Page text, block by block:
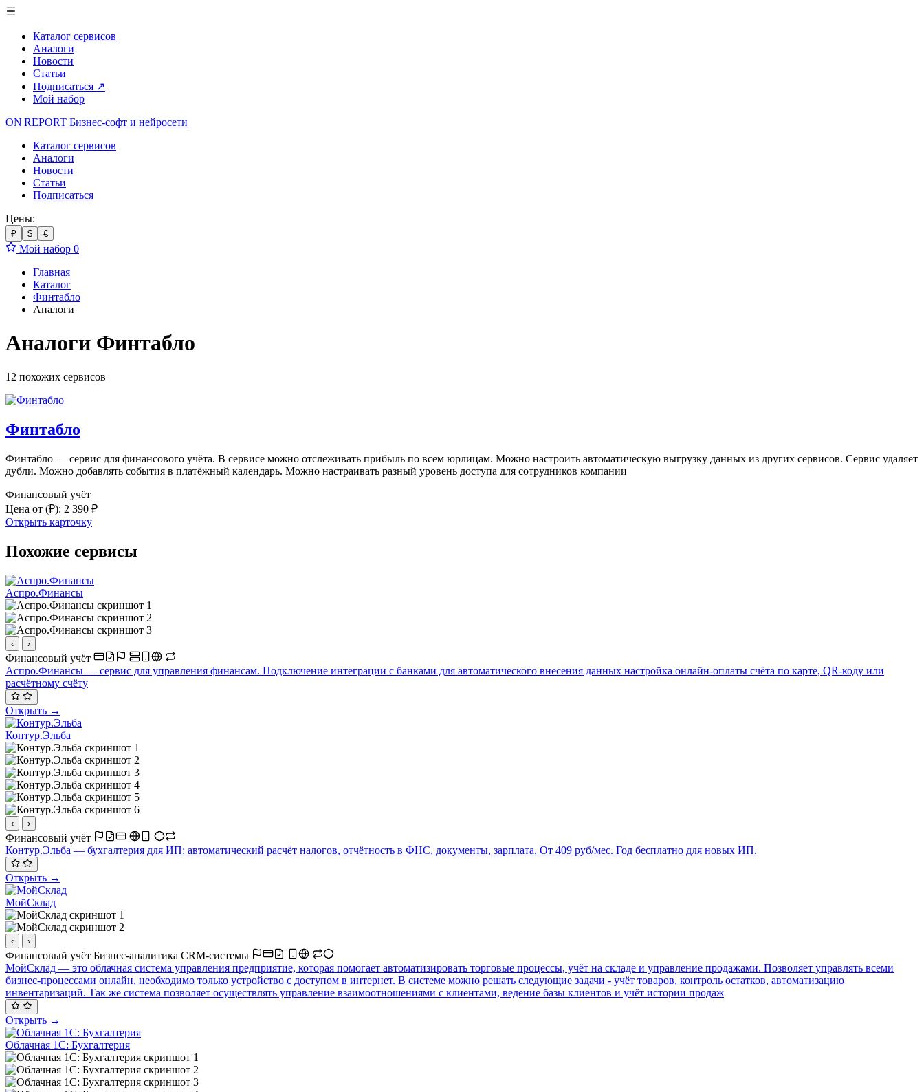
Каталог сервисов
Аналоги
Новости
Статьи
Подписаться ↗
Мой набор
ON REPORT Бизнес-софт и нейросети
Каталог сервисов
Аналоги
Новости
Статьи
Подписаться
Цены:
₽ $ €
Мой набор 0
Главная
Каталог
Финтабло
Аналоги
Аналоги Финтабло
12 похожих сервисов
Финтабло
Финтабло — сервис для финансового учёта. В сервисе можно отслеживать прибыль по всем юрлицам. Можно настроить автоматическую выгрузку данных из других сервисов. Сервис удаляет
дубли. Можно добавлять события в платёжный календарь. Можно настраивать разный уровень доступа для сотрудников компании
Финансовый учёт
Цена от (₽): 2 390 ₽
Открыть карточку
Похожие сервисы
Аспро.Финансы
‹ ›
Финансовый учёт
Аспро.Финансы — сервис для управления финансам. Подключение интеграции с банками для автоматического внесения данных настройка онлайн-оплаты счёта по карте, QR-коду или
расчётному счёту
Открыть →
Контур.Эльба
‹ ›
Финансовый учёт
Контур.Эльба — бухгалтерия для ИП: автоматический расчёт налогов, отчётность в ФНС, документы, зарплата. От 409 руб/мес. Год бесплатно для новых ИП.
Открыть →
МойСклад
‹ ›
Финансовый учёт Бизнес-аналитика CRM-системы
МойСклад — это облачная система управления предприятие, которая помогает автоматизировать торговые процессы, учёт на складе и управление продажами. Позволяет управлять всеми
бизнес-процессами онлайн, необходимо только устройство с доступом в интернет. В системе можно решать следующие задачи - учёт товаров, контроль остатков, автоматизацию
инвентаризаций. Так же система позволяет осуществлять управление взаимоотношениями с клиентами, ведение базы клиентов и учёт истории продаж
Открыть →
Облачная 1С: Бухгалтерия